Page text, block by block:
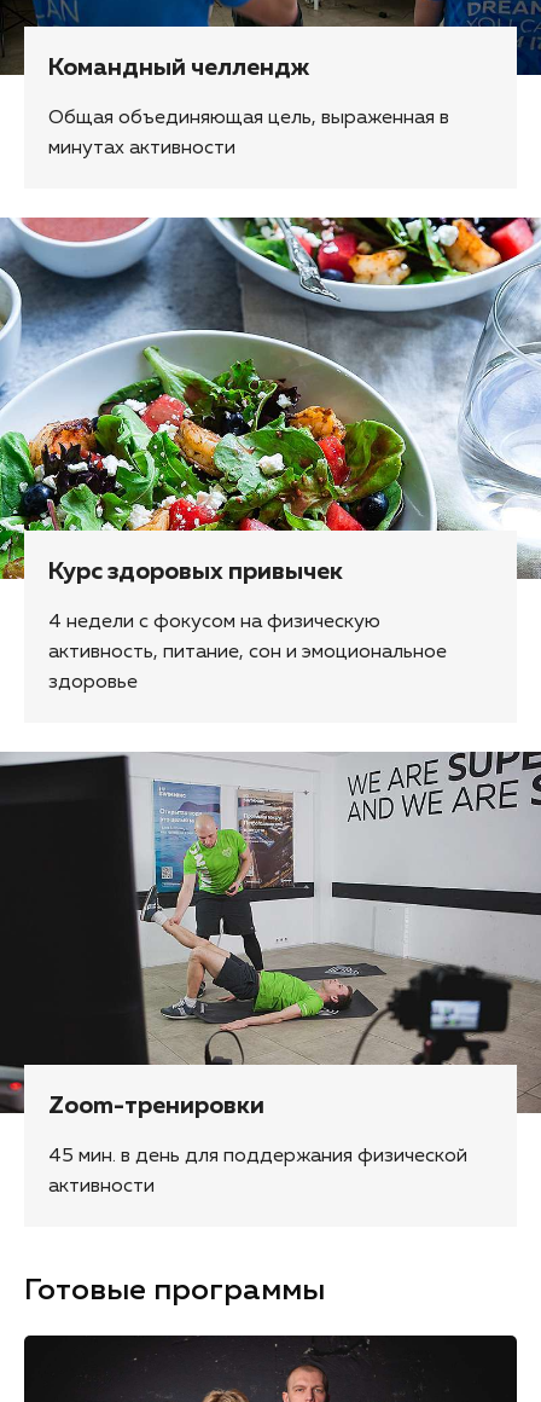
Командный челлендж
Общая объединяющая цель, выраженная в
минутах активности
Курс здоровых привычек
4 недели с фокусом на физическую
активность, питание, сон и эмоциональное
здоровье
Zoom-тренировки
45 мин. в день для поддержания физической
активности
Готовые программы